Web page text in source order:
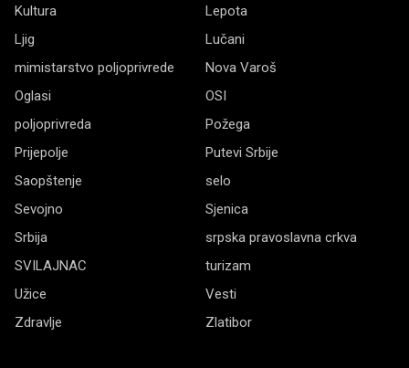
Kultura
Lepota
Ljig
Lučani
mimistarstvo poljoprivrede
Nova Varoš
Oglasi
OSI
poljoprivreda
Požega
Prijepolje
Putevi Srbije
Saopštenje
selo
Sevojno
Sjenica
Srbija
srpska pravoslavna crkva
SVILAJNAC
turizam
Užice
Vesti
Zdravlje
Zlatibor